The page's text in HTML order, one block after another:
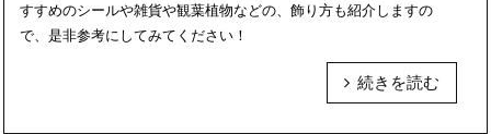
すすめのシールや雑貨や観葉植物などの、飾り方も紹介しますの
で、是非参考にしてみてください！
続きを読む